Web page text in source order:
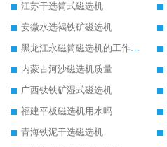
江苏干选筒式磁选机
安徽水选褐铁矿磁选机
黑龙江永磁筒磁选机的工作原理
内蒙古河沙磁选机质量
广西钛铁矿湿式磁选机
福建平板磁选机用水吗
青海铁泥干选磁选机